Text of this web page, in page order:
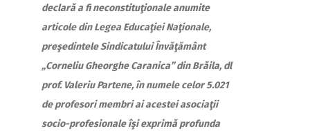
declară a fi neconstituţionale anumite
articole din Legea Educaţiei Naţionale,
preşedintele Sindicatului Învăţământ
„Corneliu Gheorghe Caranica” din Brăila, dl
prof. Valeriu Partene, în numele celor 5.021
de profesori membri ai acestei asociaţii
socio-profesionale îşi exprimă profunda